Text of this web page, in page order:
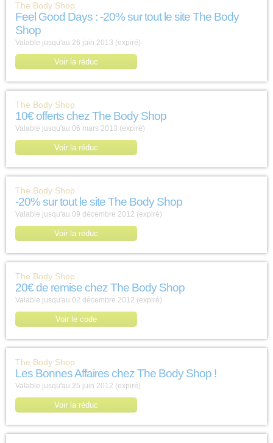
The Body Shop
Feel Good Days : -20% sur tout le site The Body
Shop
Valable jusqu'au 26 juin 2013 (expiré)
Voir la réduc
The Body Shop
10€ offerts chez The Body Shop
Valable jusqu'au 06 mars 2013 (expiré)
Voir la réduc
The Body Shop
-20% sur tout le site The Body Shop
Valable jusqu'au 09 décembre 2012 (expiré)
Voir la réduc
The Body Shop
20€ de remise chez The Body Shop
Valable jusqu'au 02 décembre 2012 (expiré)
Voir le code
The Body Shop
Les Bonnes Affaires chez The Body Shop !
Valable jusqu'au 25 juin 2012 (expiré)
Voir la réduc